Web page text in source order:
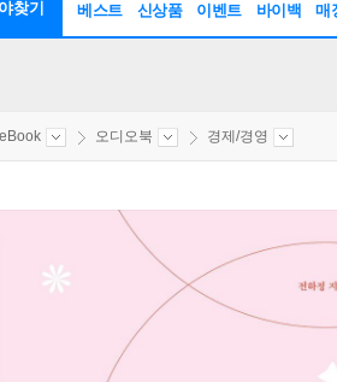
찾기 베스트 신상품 이벤트 바이백 매
eBook 오디오북 경제/경영